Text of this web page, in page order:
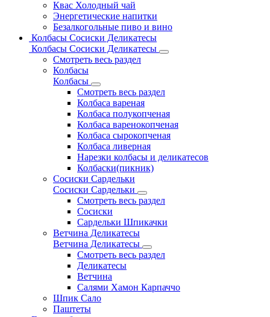
Квас Холодный чай
Энергетические напитки
Безалкогольные пиво и вино
Колбасы Сосиски Деликатесы
Колбасы Сосиски Деликатесы
Смотреть весь раздел
Колбасы
Колбасы
Смотреть весь раздел
Колбаса вареная
Колбаса полукопченая
Колбаса варенокопченая
Колбаса сырокопченая
Колбаса ливерная
Нарезки колбасы и деликатесов
Колбаски(пикник)
Сосиски Сардельки
Сосиски Сардельки
Смотреть весь раздел
Сосиски
Сардельки Шпикачки
Ветчина Деликатесы
Ветчина Деликатесы
Смотреть весь раздел
Деликатесы
Ветчина
Салями Хамон Карпаччо
Шпик Сало
Паштеты